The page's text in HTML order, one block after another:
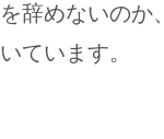
を辞めないのか
いています。